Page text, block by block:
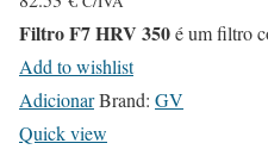
Filtro F7 HRV 350é um filtro
Add to wishlist
AdicionarBrand: GV
Quick view